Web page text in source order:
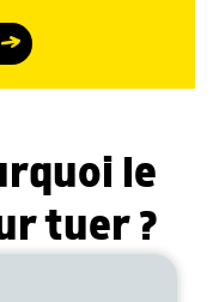
le
tuer ?